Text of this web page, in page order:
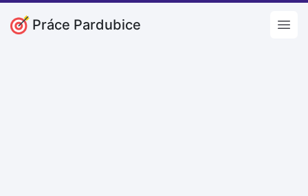
Práce Pardubice